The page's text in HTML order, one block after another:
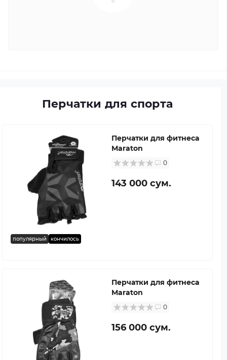
Перчатки для спорта
популярный кончилось
Перчатки для фитнеса
Maraton
0
143 000 сум.
Перчатки для фитнеса
Maraton
0
156 000 сум.